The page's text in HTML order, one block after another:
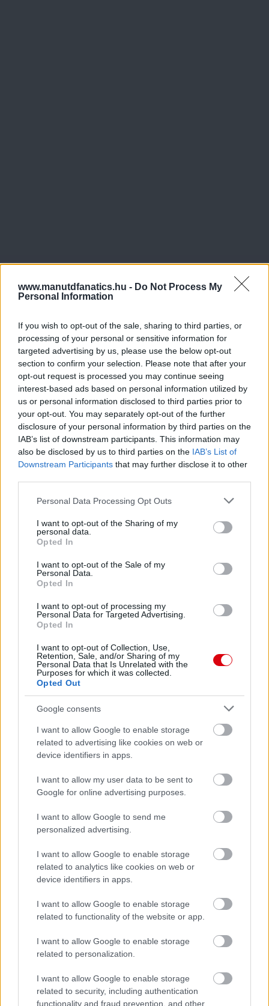
www.manutdfanatics.hu - Do Not Process My
Personal Information
If you wish to opt-out of the sale, sharing to third parties, or
processing of your personal or sensitive information for
targeted advertising by us, please use the below opt-out
section to confirm your selection. Please note that after your
opt-out request is processed you may continue seeing
interest-based ads based on personal information utilized by
us or personal information disclosed to third parties prior to
your opt-out. You may separately opt-out of the further
disclosure of your personal information by third parties on the
IAB’s list of downstream participants. This information may
also be disclosed by us to third parties on the IAB’s List of
Downstream Participants that may further disclose it to other
Please note that this website/app uses one or more Google
not limited to your visit or usage behaviour. You may click to
grant or deny consent to Google and its third-party tags to
use your data for below specified purposes in below Google
consent section.
Personal Data Processing Opt Outs
I want to opt-out of the Sharing of my
personal data.
Opted In
I want to opt-out of the Sale of my
Personal Data.
Opted In
I want to opt-out of processing my
Personal Data for Targeted Advertising.
Opted In
I want to opt-out of Collection, Use,
Retention, Sale, and/or Sharing of my
Personal Data that Is Unrelated with the
Purposes for which it was collected.
Opted Out
Google consents
I want to allow Google to enable storage
related to advertising like cookies on web or
device identifiers in apps.
I want to allow my user data to be sent to
Google for online advertising purposes.
I want to allow Google to send me
personalized advertising.
I want to allow Google to enable storage
related to analytics like cookies on web or
device identifiers in apps.
I want to allow Google to enable storage
related to functionality of the website or app.
I want to allow Google to enable storage
related to personalization.
I want to allow Google to enable storage
related to security, including authentication
functionality and fraud prevention, and other
Meccs Center
Paris Saint-Germainvs
Felkészülési szezon 4. mérkőzés
Nya Ullevi, Göteborg
2026-08-08 17:00
2 nap 2 óra 1 perc 8 másodperc
Leeds UnitedvsManchester United2026-08-12 20:30
ELŐZŐ MÉRKŐZÉSEK
Támogatás
Támogasd adományoddal
a ManUtdFanatics.hu működését!
Kapcsolódó hírek